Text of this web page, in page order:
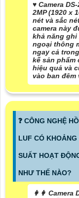
♥️ Camera
2MP (1920 x
nét và sắc
camera này
khả năng
ngoại thông
ngay cả
kế sản phẩm
hiệu quả và
vào ban đêm
️❓ CÔNG NGHỆ
LUF CÓ
SUẤT HOẠT
NHƯ THẾ NÀO?
️👩‍👩 Camera